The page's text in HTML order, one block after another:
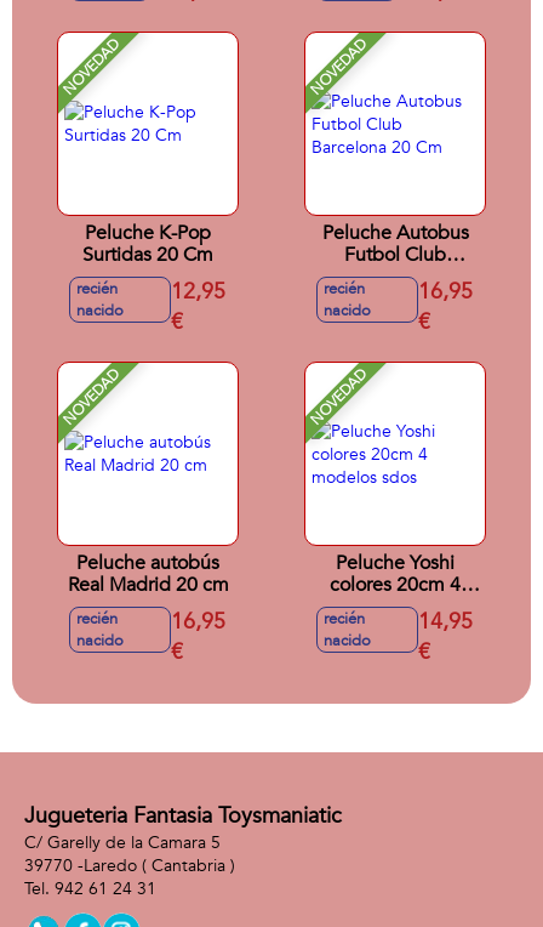
NOVEDAD
Peluche K-Pop
Surtidas 20 Cm
recién
nacido
12,95
€
NOVEDAD
Peluche Autobus
Futbol Club
Barcelona 20 Cm
recién
nacido
16,95
€
NOVEDAD
Peluche autobús
Real Madrid 20 cm
recién
nacido
16,95
€
NOVEDAD
Peluche Yoshi
colores 20cm 4
modelos sdos
recién
nacido
14,95
€
Jugueteria Fantasia Toysmaniatic
C/ Garelly de la Camara 5
39770 -Laredo ( Cantabria )
942 61 24 31